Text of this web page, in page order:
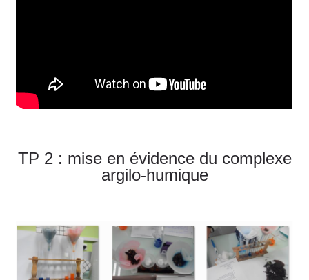
TP 2 : mise en évidence du complexe
argilo-humique